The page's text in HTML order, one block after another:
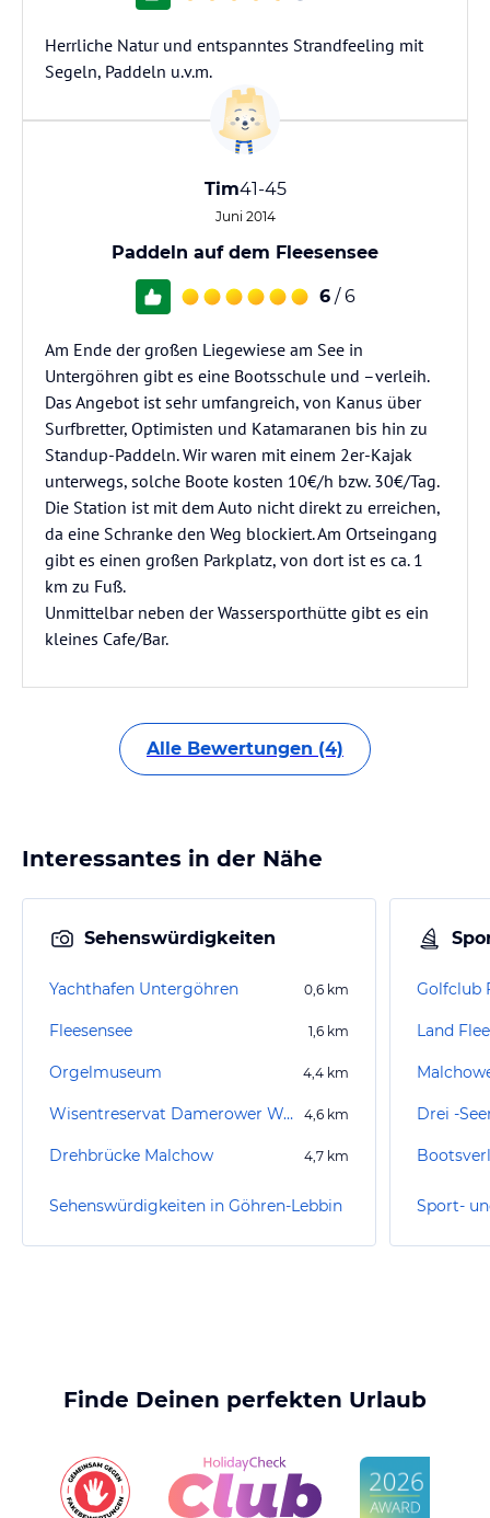
Herrliche Natur und entspanntes Strandfeeling mit
Segeln, Paddeln u.v.m.
Tim41-45
Juni 2014
Paddeln auf dem Fleesensee
6 / 6
Am Ende der großen Liegewiese am See in
Untergöhren gibt es eine Bootsschule und –verleih.
Das Angebot ist sehr umfangreich, von Kanus über
Surfbretter, Optimisten und Katamaranen bis hin zu
Standup-Paddeln. Wir waren mit einem 2er-Kajak
unterwegs, solche Boote kosten 10€/h bzw. 30€/Tag.
Die Station ist mit dem Auto nicht direkt zu erreichen,
da eine Schranke den Weg blockiert. Am Ortseingang
gibt es einen großen Parkplatz, von dort ist es ca. 1
km zu Fuß.
Unmittelbar neben der Wassersporthütte gibt es ein
kleines Cafe/Bar.
Alle Bewertungen (4)
Interessantes in der Nähe
Sehenswürdigkeiten
Yachthafen Untergöhren 0,6 km
Fleesensee 1,6 km
Orgelmuseum 4,4 km
Wisentreservat Damerower Werder 4,6 km
Drehbrücke Malchow 4,7 km
Sehenswürdigkeiten in Göhren-Lebbin
Golfclub
Land
Drei -
Finde Deinen perfekten Urlaub